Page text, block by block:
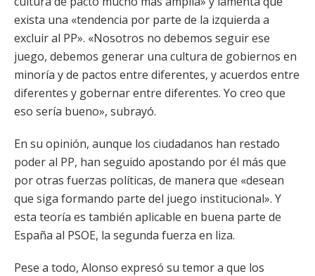
exista una «tendencia por parte de la izquierda a
excluir al PP». «Nosotros no debemos seguir ese
juego, debemos generar una cultura de gobiernos en
minoría y de pactos entre diferentes, y acuerdos entre
diferentes y gobernar entre diferentes. Yo creo que
eso sería bueno», subrayó.
En su opinión, aunque los ciudadanos han restado
poder al PP, han seguido apostando por él más que
por otras fuerzas políticas, de manera que «desean
que siga formando parte del juego institucional». Y
esta teoría es también aplicable en buena parte de
España al PSOE, la segunda fuerza en liza.
Pese a todo, Alonso expresó su temor a que los